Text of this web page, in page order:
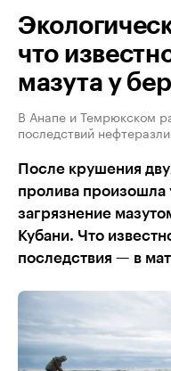
что
мазута у
В Анапе и Темрюкском
последствий
После крушения
пролива произошла
загрязнение
Кубани. Что
последствия — в